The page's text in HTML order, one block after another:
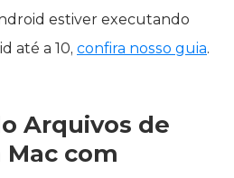
estiver executando
até a 10, confira nosso guia.
Arquivos de
com